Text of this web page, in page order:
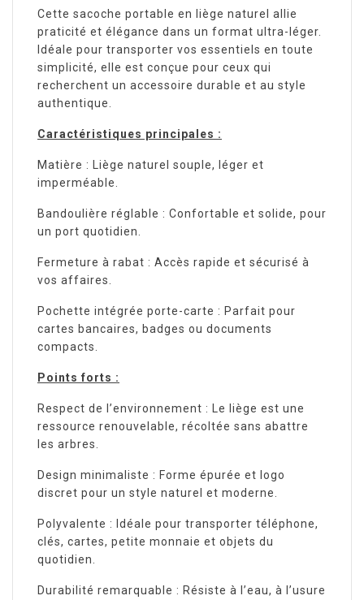
Cette sacoche portable en liège naturel allie
praticité et élégance dans un format ultra-léger.
Idéale pour transporter vos essentiels en toute
simplicité, elle est conçue pour ceux qui
recherchent un accessoire durable et au style
authentique.
Caractéristiques principales :
Matière : Liège naturel souple, léger et
imperméable.
Bandoulière réglable : Confortable et solide, pour
un port quotidien.
Fermeture à rabat : Accès rapide et sécurisé à
vos affaires.
Pochette intégrée porte-carte : Parfait pour
cartes bancaires, badges ou documents
compacts.
Points forts :
Respect de l’environnement : Le liège est une
ressource renouvelable, récoltée sans abattre
les arbres.
Design minimaliste : Forme épurée et logo
discret pour un style naturel et moderne.
Polyvalente : Idéale pour transporter téléphone,
clés, cartes, petite monnaie et objets du
quotidien.
Durabilité remarquable : Résiste à l’eau, à l’usure